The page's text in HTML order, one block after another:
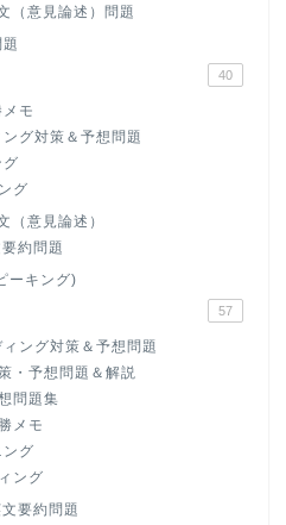
（意見論述）問題
40
モ
グ対策＆予想問題
グ
（意見論述）
約問題
ーキング)
57
ング対策＆予想問題
・予想問題＆解説
問題集
メモ
グ
ング
要約問題